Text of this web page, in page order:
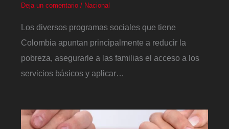
Deja un comentario / Nacional
Los diversos programas sociales que tiene
Colombia apuntan principalmente a reducir la
pobreza, asegurarle a las familias el acceso a los
servicios básicos y aplicar…